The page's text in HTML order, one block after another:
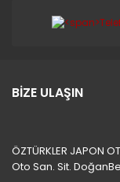
BİZE ULAŞIN
ÖZTÜRKLER JAPON
Oto San. Sit.